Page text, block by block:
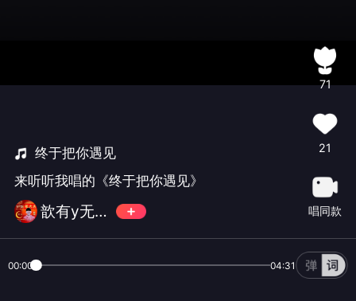
终于把你遇见
来听听我唱的《终于把你遇见》
歆有y无忧无虑
71
21
唱同款
00:00 04:31